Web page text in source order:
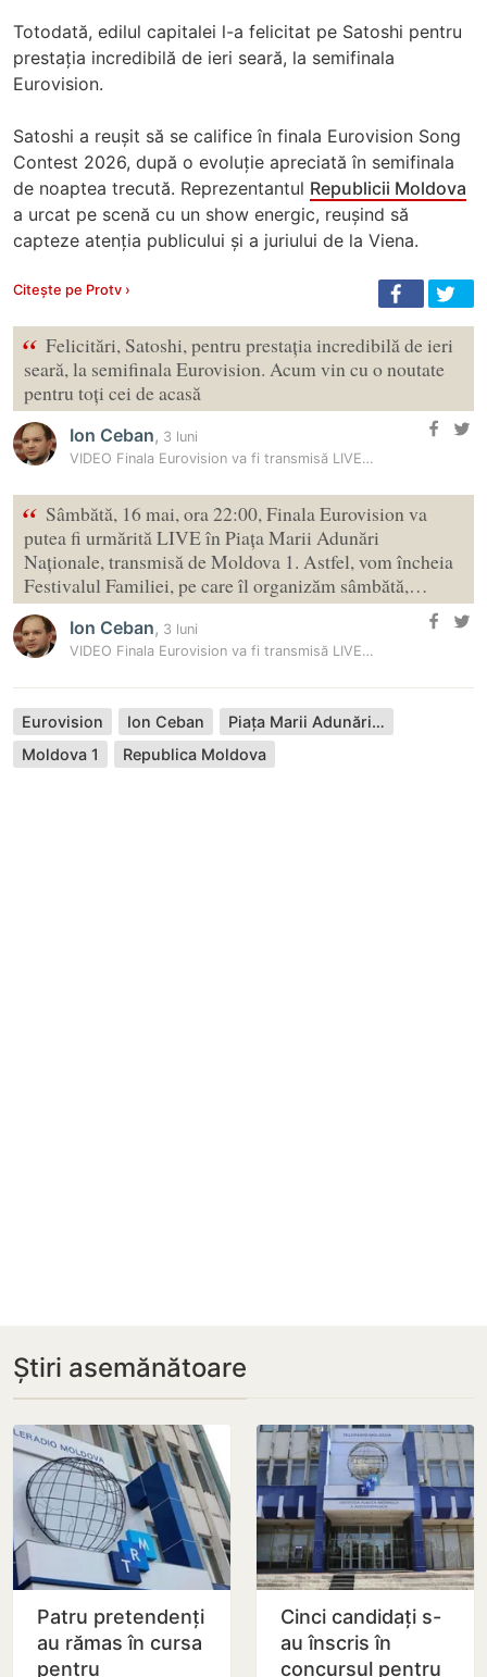
Totodată, edilul capitalei l-a felicitat pe Satoshi pentru
prestația incredibilă de ieri seară, la semifinala
Eurovision.
Satoshi a reușit să se califice în finala Eurovision Song
Contest 2026, după o evoluție apreciată în semifinala
de noaptea trecută. Reprezentantul Republicii Moldova
a urcat pe scenă cu un show energic, reușind să
capteze atenția publicului și a juriului de la Viena.
Citește pe Protv ›
“ Felicitări, Satoshi, pentru prestația incredibilă de ieri
seară, la semifinala Eurovision. Acum vin cu o noutate
pentru toți cei de acasă
Ion Ceban, 3 luni
VIDEO Finala Eurovision va fi transmisă LIVE în PMAN, anunță Ion…
“ Sâmbătă, 16 mai, ora 22:00, Finala Eurovision va
putea fi urmărită LIVE în Piața Marii Adunări
Naționale, transmisă de Moldova 1. Astfel, vom încheia
Festivalul Familiei, pe care îl organizăm sâmbătă,…
Ion Ceban, 3 luni
VIDEO Finala Eurovision va fi transmisă LIVE în PMAN, anunță Ion…
Eurovision Ion Ceban
Piața Marii Adunări Naționale
Moldova 1
Republica Moldova
Știri asemănătoare
Patru pretendenți
au rămas în cursa
pentru
Cinci candidați s-
au înscris în
concursul pentru